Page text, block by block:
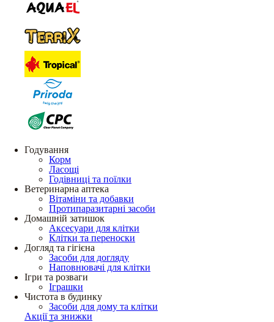
Годування
Корм
Ласощі
Годівниці та поїлки
Ветеринарна аптека
Вітаміни та добавки
Протипаразитарні засоби
Домашній затишок
Аксесуари для клітки
Клітки та переноски
Догляд та гігієна
Засоби для догляду
Наповнювачі для клітки
Ігри та розваги
Іграшки
Чистота в будинку
Засоби для дому та клітки
Акції та знижки